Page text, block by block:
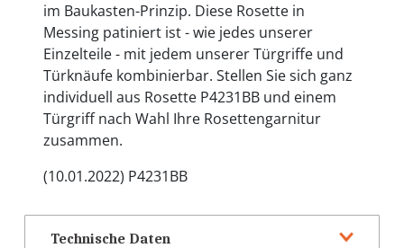
im Baukasten-Prinzip. Diese Rosette in
Messing patiniert ist - wie jedes unserer
Einzelteile - mit jedem unserer Türgriffe und
Türknäufe kombinierbar. Stellen Sie sich ganz
individuell aus Rosette P4231BB und einem
Türgriff nach Wahl Ihre Rosettengarnitur
zusammen.
(10.01.2022) P4231BB
Technische Daten